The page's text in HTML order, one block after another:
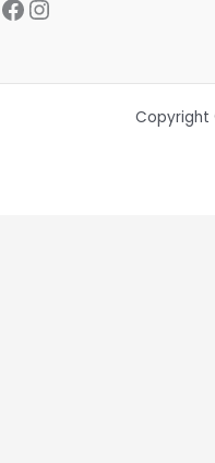
Facebook
Instagram
Copyright